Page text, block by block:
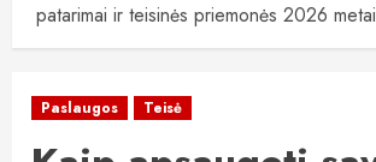
patarimai ir teisinės priemonės 2026
Paslaugos Teisė